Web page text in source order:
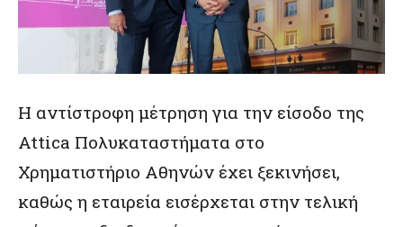
Η αντίστροφη μέτρηση για την είσοδο της
Attica Πολυκαταστήματα στο
Χρηματιστήριο Αθηνών έχει ξεκινήσει,
καθώς η εταιρεία εισέρχεται στην τελική